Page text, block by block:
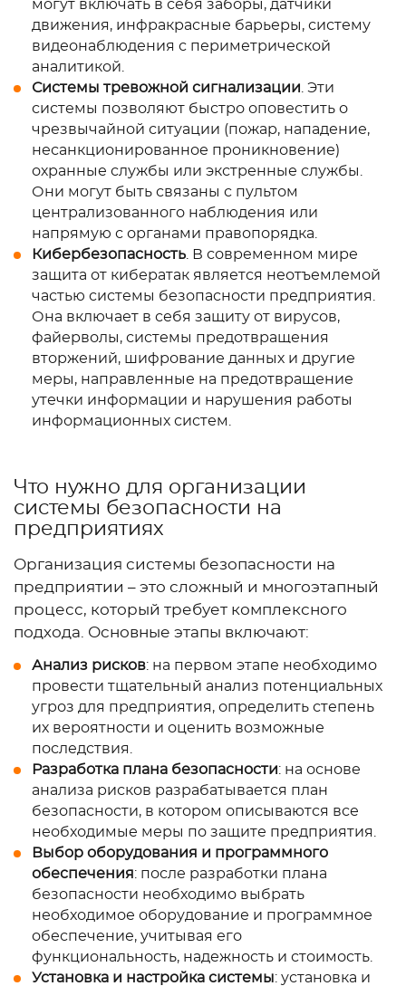
могут включать в себя заборы, датчики
движения, инфракрасные барьеры, систему
видеонаблюдения с периметрической
аналитикой.
Системы тревожной сигнализации . Эти
системы позволяют быстро оповестить о
чрезвычайной ситуации (пожар, нападение,
несанкционированное проникновение)
охранные службы или экстренные службы.
Они могут быть связаны с пультом
централизованного наблюдения или
напрямую с органами правопорядка.
Кибербезопасность . В современном мире
защита от кибератак является неотъемлемой
частью системы безопасности предприятия.
Она включает в себя защиту от вирусов,
файерволы, системы предотвращения
вторжений, шифрование данных и другие
меры, направленные на предотвращение
утечки информации и нарушения работы
информационных систем.
Что нужно для организации
системы безопасности на
предприятиях
Организация системы безопасности на
предприятии – это сложный и многоэтапный
процесс, который требует комплексного
подхода. Основные этапы включают:
Анализ рисков: на первом этапе необходимо
провести тщательный анализ потенциальных
угроз для предприятия, определить степень
их вероятности и оценить возможные
последствия.
Разработка плана безопасности: на основе
анализа рисков разрабатывается план
безопасности, в котором описываются все
необходимые меры по защите предприятия.
Выбор оборудования и программного
обеспечения: после разработки плана
безопасности необходимо выбрать
необходимое оборудование и программное
обеспечение, учитывая его
функциональность, надежность и стоимость.
Установка и настройка системы: установка и